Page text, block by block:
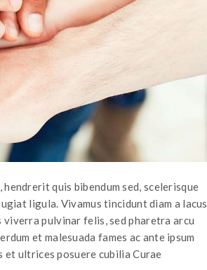
quis bibendum sed, scelerisque
ligula. Vivamus tincidunt diam a lacus
viverra pulvinar felis, sed pharetra arcu
et malesuada fames ac ante ipsum
et ultrices posuere cubilia Curae